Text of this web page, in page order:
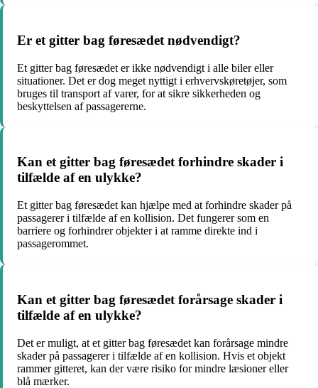
Er et gitter bag føresædet nødvendigt?
Et gitter bag føresædet er ikke nødvendigt i alle biler eller
situationer. Det er dog meget nyttigt i erhvervskøretøjer, som
bruges til transport af varer, for at sikre sikkerheden og
beskyttelsen af passagererne.
Kan et gitter bag føresædet forhindre skader i
tilfælde af en ulykke?
Et gitter bag føresædet kan hjælpe med at forhindre skader på
passagerer i tilfælde af en kollision. Det fungerer som en
barriere og forhindrer objekter i at ramme direkte ind i
passagerommet.
Kan et gitter bag føresædet forårsage skader i
tilfælde af en ulykke?
Det er muligt, at et gitter bag føresædet kan forårsage mindre
skader på passagerer i tilfælde af en kollision. Hvis et objekt
rammer gitteret, kan der være risiko for mindre læsioner eller
blå mærker.